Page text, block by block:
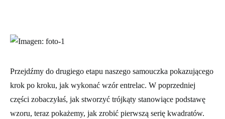
Przejdźmy do drugiego etapu naszego samouczka pokazującego
krok po kroku, jak wykonać wzór entrelac. W poprzedniej
części zobaczyłaś, jak stworzyć trójkąty stanowiące podstawę
wzoru, teraz pokażemy, jak zrobić pierwszą serię kwadratów.